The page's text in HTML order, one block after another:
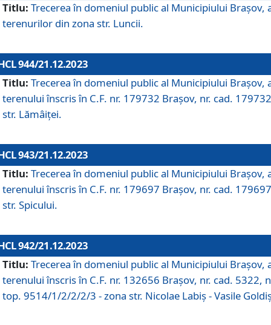
Titlu: Trecerea în domeniul public al Municipiului Braşov,
terenurilor din zona str. Luncii.
944/21.12.2023
Titlu: Trecerea în domeniul public al Municipiului Braşov,
terenului înscris în C.F. nr. 179732 Brașov, nr. cad.
str. Lămâiței.
943/21.12.2023
Titlu: Trecerea în domeniul public al Municipiului Braşov,
terenului înscris în C.F. nr. 179697 Brașov, nr. cad.
str. Spicului.
942/21.12.2023
Titlu: Trecerea în domeniul public al Municipiului Braşov,
terenului înscris în C.F. nr. 132656 Brașov, nr. cad. 5322,
top. 9514/1/2/2/2/3 - zona str. Nicolae Labiș - Vasile